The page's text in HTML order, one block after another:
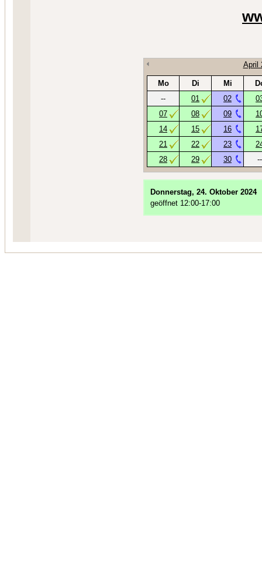
April
Mo Di Mi
--
01 02
07
08 09
14
15 16
21
22 23
28
29 30 --
Donnerstag, 24. Oktober 2024
geöffnet 12:00-17:00